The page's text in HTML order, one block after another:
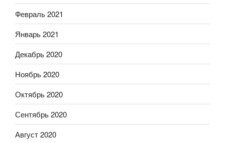
Февраль 2021
Январь 2021
Декабрь 2020
Ноябрь 2020
Октябрь 2020
Сентябрь 2020
Август 2020